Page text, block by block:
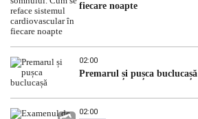
fiecare noapte
02:00
Premarul și pușca buclucașă
02:00